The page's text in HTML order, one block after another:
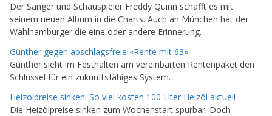
Der Sänger und Schauspieler Freddy Quinn schafft es mit
seinem neuen Album in die Charts. Auch an München hat der
Wahlhamburger die eine oder andere Erinnerung.
Günther gegen abschlagsfreie «Rente mit 63»
Günther sieht im Festhalten am vereinbarten Rentenpaket den
Schlüssel für ein zukunftsfähiges System.
Heizölpreise sinken: So viel kosten 100 Liter Heizöl aktuell
Die Heizölpreise sinken zum Wochenstart spürbar. Doch